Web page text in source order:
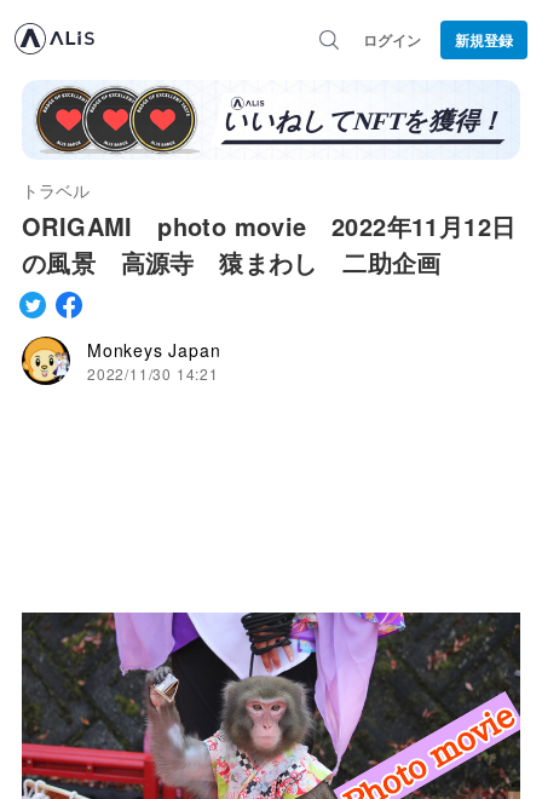
ログイン 新規登録
トラベル
ORIGAMI photo movie 2022年11月12日
の風景 高源寺 猿まわし 二助企画
Monkeys Japan
2022/11/30 14:21